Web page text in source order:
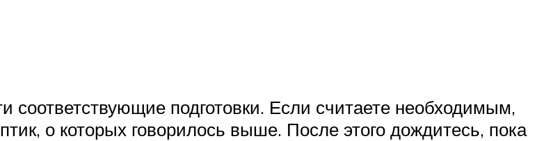
подготовки. Если считаете необходимым,
о которых говорилось выше. После этого дождитесь, пока